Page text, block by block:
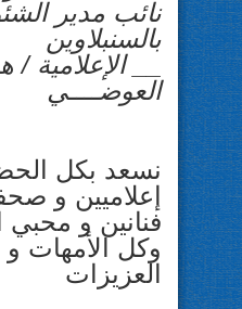
نائب مدير
بالسنبلاوين
__ الإعلامية /
العوضــــي
نسعد بكل
إعلاميين و
فنانين و محبي
وكل الأمهات و
العزيزات